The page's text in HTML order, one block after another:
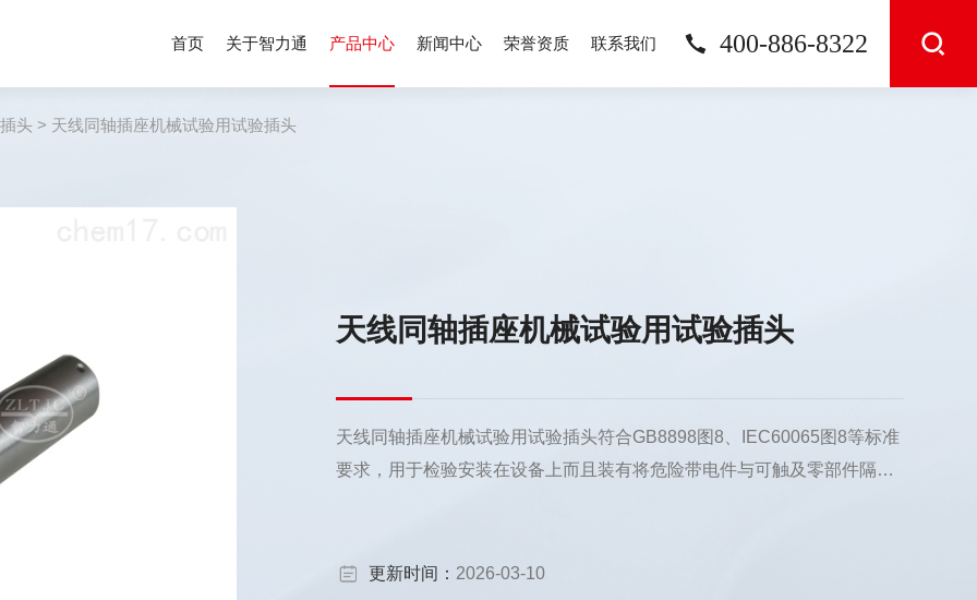
400-886-8322
首页 关于智力通 产品中心 新闻中心 荣誉资质 联系我们
头 > 天线同轴插座机械试验用试验插头
天线同轴插座机械试验用试验插头
天线同轴插座机械试验用试验插头符合GB8898图8、IEC60065图8等标准
要求，用于检验安装在设备上而且装有将危险带电件与可触及零部件隔离
更新时间： 2026-03-10